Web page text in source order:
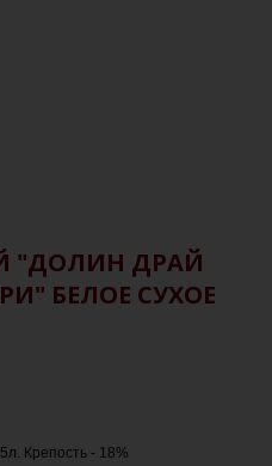
"ДОЛИН ДРАЙ
БЕЛОЕ СУХОЕ
Крепость - 18%